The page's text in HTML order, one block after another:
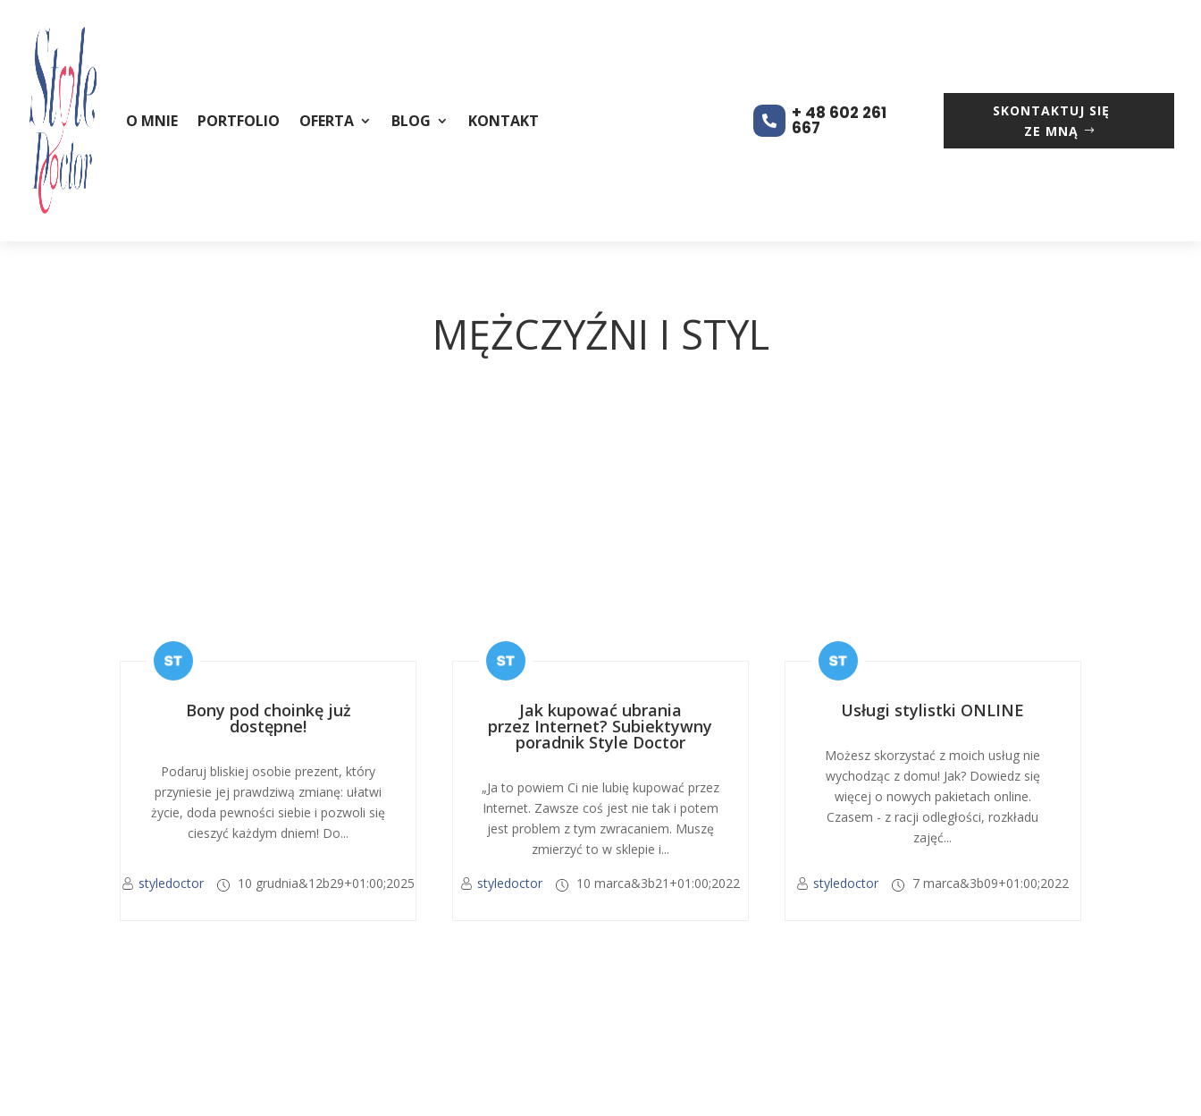
O MNIE PORTFOLIO OFERTA BLOG KONTAKT  + 48 602 261
667
SKONTAKTUJ SIĘ
ZE MNĄ
MĘŻCZYŹNI I STYL
Bony pod choinkę już
dostępne!
Podaruj bliskiej osobie prezent, który
przyniesie jej prawdziwą zmianę: ułatwi
życie, doda pewności siebie i pozwoli się
cieszyć każdym dniem! Do...
styledoctor 10 grudnia&12b29+01:00;2025
Jak kupować ubrania
przez Internet? Subiektywny
poradnik Style Doctor
„Ja to powiem Ci nie lubię kupować przez
Internet. Zawsze coś jest nie tak i potem
jest problem z tym zwracaniem. Muszę
zmierzyć to w sklepie i...
styledoctor
10 marca&3b21+01:00;2022
Usługi stylistki ONLINE
Możesz skorzystać z moich usług nie
wychodząc z domu! Jak? Dowiedz się
więcej o nowych pakietach online.
Czasem - z racji odległości, rozkładu
zajęć...
styledoctor 7 marca&3b09+01:00;2022